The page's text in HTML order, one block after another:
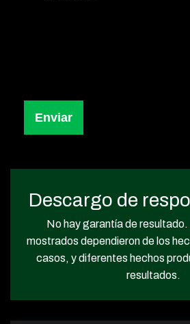
Descargo de
No hay garantía de
mostrados dependieron de los
casos, y diferentes hechos
resultados.